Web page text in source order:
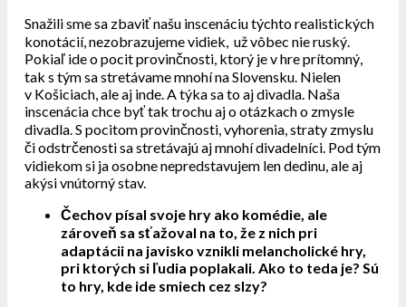
Snažili sme sa zbaviť našu inscenáciu týchto realistických
konotácií, nezobrazujeme vidiek, už vôbec nie ruský.
Pokiaľ ide o pocit provinčnosti, ktorý je v hre prítomný,
tak s tým sa stretávame mnohí na Slovensku. Nielen
v Košiciach, ale aj inde. A týka sa to aj divadla. Naša
inscenácia chce byť tak trochu aj o otázkach o zmysle
divadla. S pocitom provinčnosti, vyhorenia, straty zmyslu
či odstrčenosti sa stretávajú aj mnohí divadelníci. Pod tým
vidiekom si ja osobne nepredstavujem len dedinu, ale aj
akýsi vnútorný stav.
Čechov písal svoje hry ako komédie, ale
zároveň sa sťažoval na to, že z nich pri
adaptácii na javisko vznikli melancholické hry,
pri ktorých si ľudia poplakali. Ako to teda je? Sú
to hry, kde ide smiech cez slzy?